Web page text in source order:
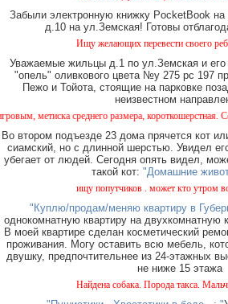
Забыли электронную книжку PocketBook
д.10 на ул.Земская! Готовы
Ищу желающих перевести своего ребенка
Уважаемые жильцы д.1 по ул.Земская и
"опель" оливкового цвета №у 275 рс 197
Пежо и Тойота, стоящие на парковке
неизвестном
размера, короткошерстная. Собака
Во втором подъезде 23 дома прячется кот
сиамский, но с длинной шерстью. Увидел
убегает от людей. Сегодня опять видел,
такой кот: "Домашние
ищу попутчиков . может кто утром возит
"Куплю/продам/меняю квартиру в
однокомнатную квартиру на двухкомнатную
В моей квартире сделан косметический
проживания. Могу оставить всю мебель,
двушку, предпочтительнее из 24-этажных
не ниже 15 этажа
Найдена собака. Порода такса. Мальчик.